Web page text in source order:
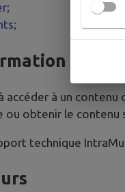
et
à accéder à un
ou obtenir le contenu
technique